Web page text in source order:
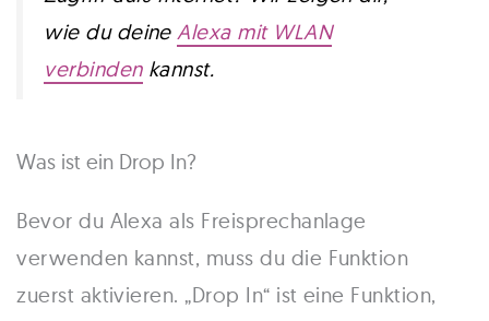
wie du deine Alexa mit WLAN
verbindenkannst.
Was ist ein Drop In?
Bevor du Alexa als Freisprechanlage
verwenden kannst, muss du die Funktion
zuerst aktivieren. „Drop In“ ist eine Funktion,